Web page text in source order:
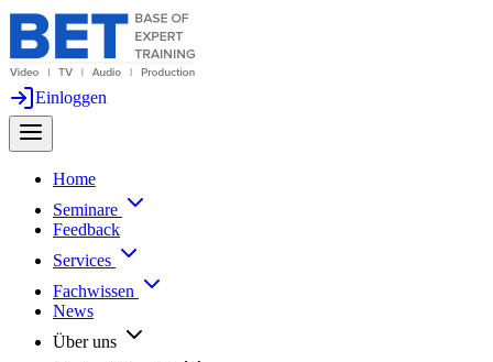
Einloggen
Home
Seminare
Feedback
Services
Fachwissen
News
Über uns